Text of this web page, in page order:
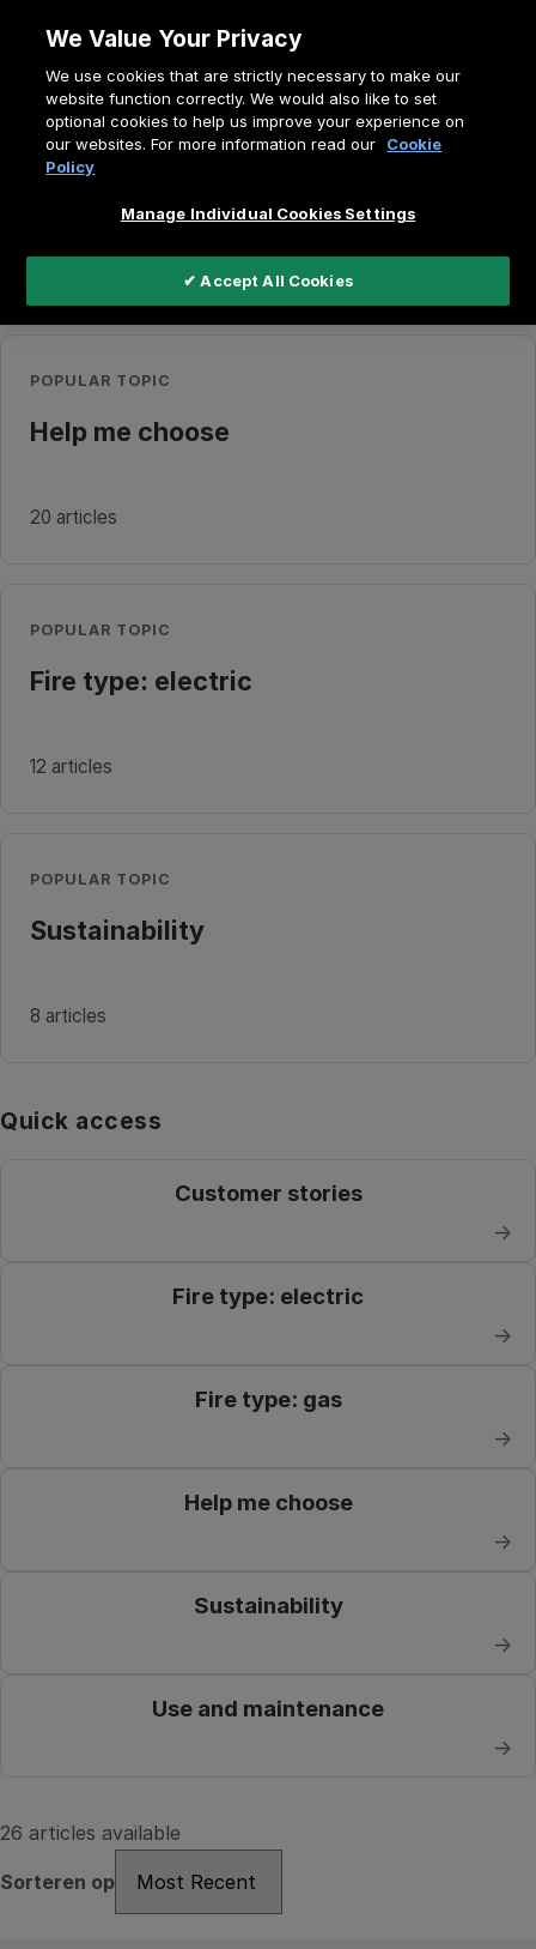
artikelKruimelpad
Home Kenniscentrum
Search
POPULAR TOPIC
Help me choose
20 articles
POPULAR TOPIC
Fire type: electric
12 articles
POPULAR TOPIC
Sustainability
8 articles
Quick access
Customer stories
→
Fire type: electric
→
Fire type: gas
→
Help me choose
→
Sustainability
→
Use and maintenance
→
26 articles available
Sorteren op
We Value Your Privacy
We use cookies that are strictly necessary to make our
website function correctly. We would also like to set
optional cookies to help us improve your experience on
our websites. For more information read our
Cookie
Policy
Manage Individual Cookies Settings
✔ Accept All Cookies